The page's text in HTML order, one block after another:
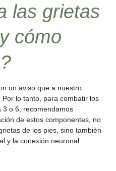
las grietas
cómo
un aviso que a nuestro
lo tanto, para combatir los
3 o 6, recomendamos
de estos componentes, no
de los pies, sino también
y la conexión neuronal.